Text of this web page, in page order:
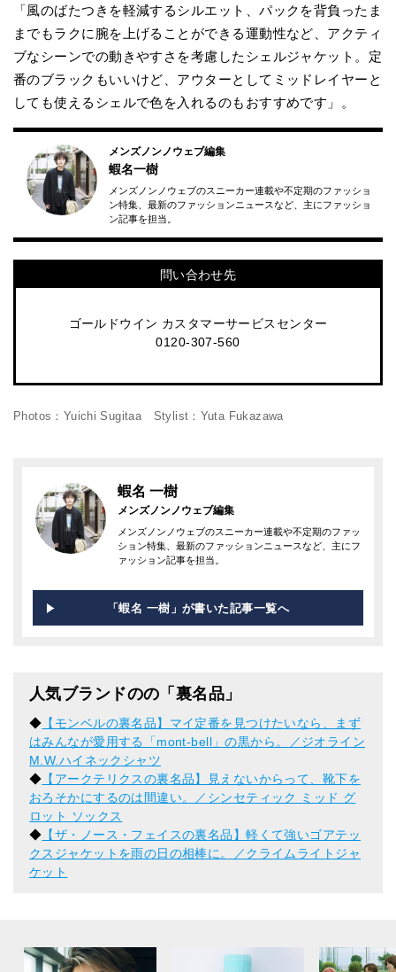
「風のばたつきを軽減するシルエット、パックを背負ったま
までもラクに腕を上げることができる運動性など、アクティ
ブなシーンでの動きやすさを考慮したシェルジャケット。定
番のブラックもいいけど、アウターとしてミッドレイヤーと
しても使えるシェルで色を入れるのもおすすめです」。
メンズノンノウェブ編集
蝦名一樹
メンズノンノウェブのスニーカー連載や不定期のファッショ
ン特集、最新のファッションニュースなど、主にファッショ
ン記事を担当。
問い合わせ先
ゴールドウイン カスタマーサービスセンター
0120-307-560
Photos：Yuichi Sugitaa Stylist：Yuta Fukazawa
蝦名 一樹
メンズノンノウェブ編集
メンズノンノウェブのスニーカー連載や不定期のファッ
ション特集、最新のファッションニュースなど、主にフ
ァッション記事を担当。
「蝦名 一樹」が書いた記事一覧へ
人気ブランドのの「裏名品」
◆ 【モンベルの裏名品】マイ定番を見つけたいなら、まず
はみんなが愛用する「mont-bell」の黒から。／ジオライン
M.W.ハイネックシャツ
◆ 【アークテリクスの裏名品】見えないからって、靴下を
おろそかにするのは間違い。／シンセティック ミッド グ
ロット ソックス
◆ 【ザ・ノース・フェイスの裏名品】軽くて強いゴアテッ
クスジャケットを雨の日の相棒に。／クライムライトジャ
ケット